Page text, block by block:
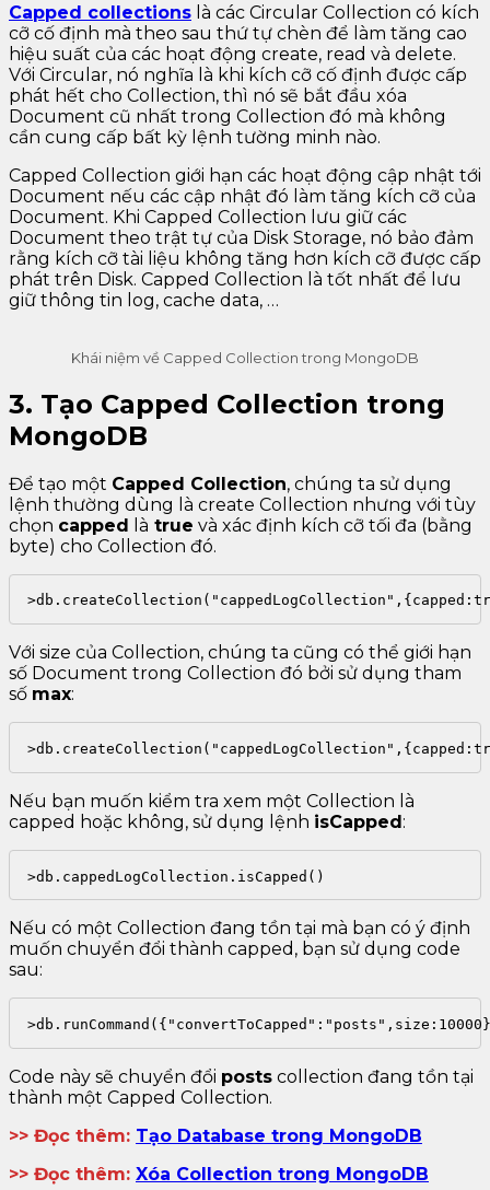
Capped collections là các Circular Collection có kích
cỡ cố định mà theo sau thứ tự chèn để làm tăng cao
hiệu suất của các hoạt động create, read và delete.
Với Circular, nó nghĩa là khi kích cỡ cố định được cấp
phát hết cho Collection, thì nó sẽ bắt đầu xóa
Document cũ nhất trong Collection đó mà không
cần cung cấp bất kỳ lệnh tường minh nào.
Capped Collection giới hạn các hoạt động cập nhật tới
Document nếu các cập nhật đó làm tăng kích cỡ của
Document. Khi Capped Collection lưu giữ các
Document theo trật tự của Disk Storage, nó bảo đảm
rằng kích cỡ tài liệu không tăng hơn kích cỡ được cấp
phát trên Disk. Capped Collection là tốt nhất để lưu
giữ thông tin log, cache data, …
Khái niệm về Capped Collection trong MongoDB
3. Tạo Capped Collection trong
MongoDB
Để tạo một Capped Collection, chúng ta sử dụng
lệnh thường dùng là create Collection nhưng với tùy
chọn capped là true và xác định kích cỡ tối đa (bằng
byte) cho Collection đó.
Với size của Collection, chúng ta cũng có thể giới hạn
số Document trong Collection đó bởi sử dụng tham
số max:
Nếu bạn muốn kiểm tra xem một Collection là
capped hoặc không, sử dụng lệnh isCapped:
>db.cappedLogCollection.isCapped()
Nếu có một Collection đang tồn tại mà bạn có ý định
muốn chuyển đổi thành capped, bạn sử dụng code
sau:
Code này sẽ chuyển đổi posts collection đang tồn tại
thành một Capped Collection.
>> Đọc thêm: Tạo Database trong MongoDB
>> Đọc thêm: Xóa Collection trong MongoDB